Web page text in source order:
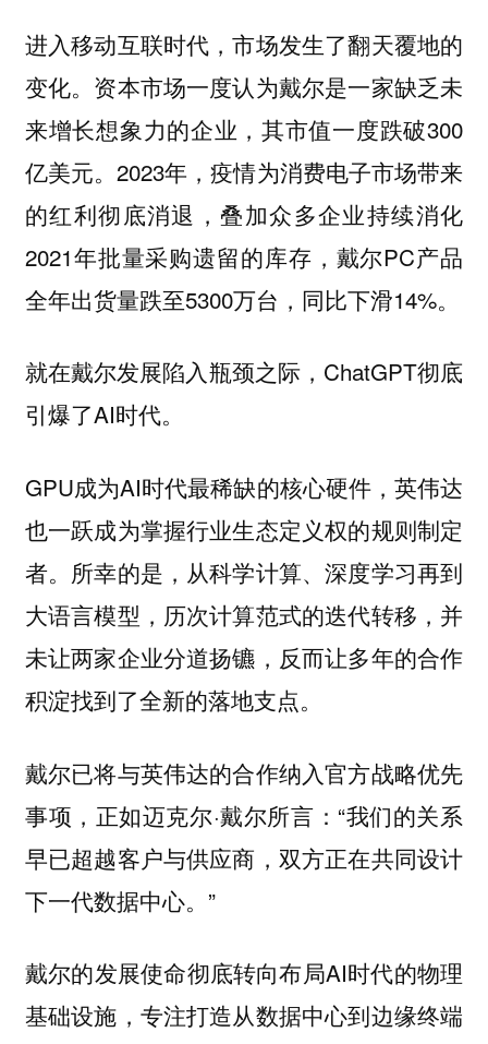
进入移动互联时代，市场发生了翻天覆地的
变化。资本市场一度认为戴尔是一家缺乏未
来增长想象力的企业，其市值一度跌破300
亿美元。2023年，疫情为消费电子市场带来
的红利彻底消退，叠加众多企业持续消化
2021年批量采购遗留的库存，戴尔PC产品
全年出货量跌至5300万台，同比下滑14%。
就在戴尔发展陷入瓶颈之际，ChatGPT彻底
引爆了AI时代。
GPU成为AI时代最稀缺的核心硬件，英伟达
也一跃成为掌握行业生态定义权的规则制定
者。所幸的是，从科学计算、深度学习再到
大语言模型，历次计算范式的迭代转移，并
未让两家企业分道扬镳，反而让多年的合作
积淀找到了全新的落地支点。
戴尔已将与英伟达的合作纳入官方战略优先
事项，正如迈克尔·戴尔所言：“我们的关系
早已超越客户与供应商，双方正在共同设计
下一代数据中心。”
戴尔的发展使命彻底转向布局AI时代的物理
基础设施，专注打造从数据中心到边缘终端